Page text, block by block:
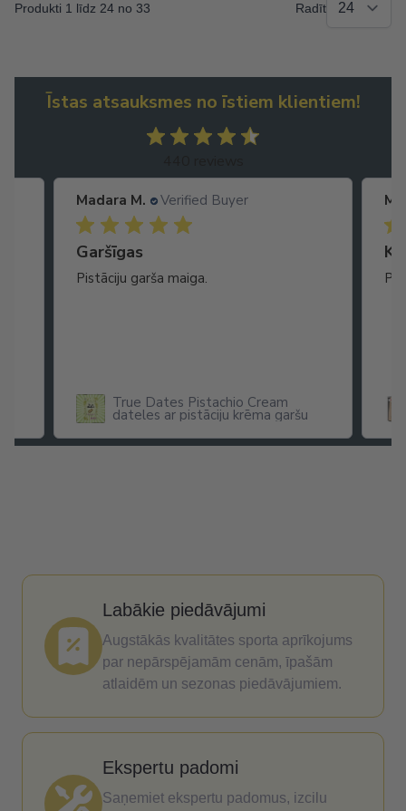
Produkti 1 līdz 24 no 33 Radīt
Īstas atsauksmes no īstiem klientiem!
Madara M. Verified Buyer
Garšīgas
Pistāciju garša maiga.
True Dates Pistachio Cream
dateles ar pistāciju krēma garšu
Labākie piedāvājumi
Augstākās kvalitātes sporta aprīkojums
par nepārspējamām cenām, īpašām
atlaidēm un sezonas piedāvājumiem.
Ekspertu padomi
Saņemiet ekspertu padomus, izcilu